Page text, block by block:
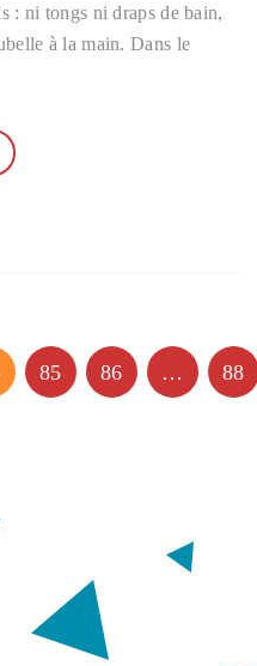
: ni tongs ni draps de bain,
à la main. Dans le
85 86 … 88